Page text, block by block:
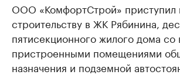
ООО «КомфортСтрой» приступил
строительству в ЖК Рябинина,
пятисекционного жилого дома со
пристроенными помещениями
назначения и подземной